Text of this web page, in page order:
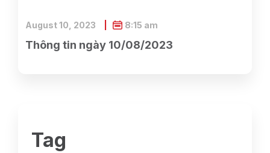
Thông tin ngày 10/08/2023
August 10, 2023 8:15 am
Tag